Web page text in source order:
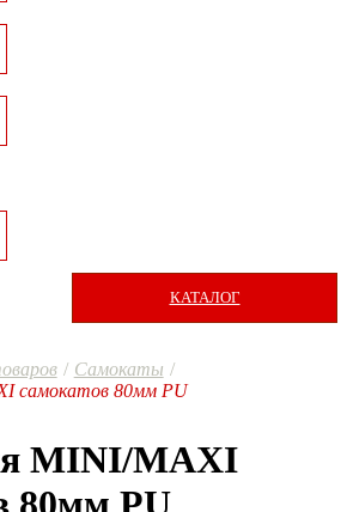
КАТАЛОГ
Самокаты
самокатов 80мм PU
MINI/MAXI